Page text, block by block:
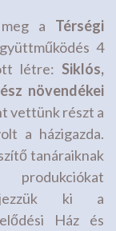
a Térségi
4
létre: Siklós,
növendékei
vettünk részt a
a házigazda.
tanáraiknak
produkciókat
ki a
Ház és